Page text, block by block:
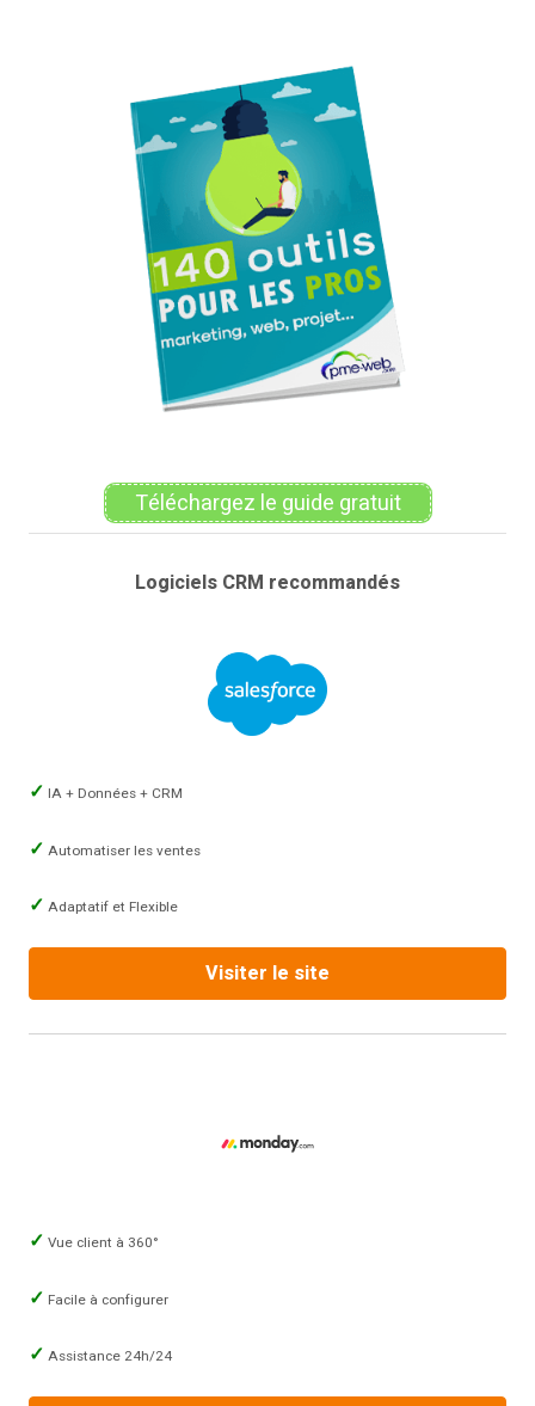
Téléchargez le guide gratuit
Logiciels CRM recommandés
IA + Données + CRM
Automatiser les ventes
Adaptatif et Flexible
Visiter le site
Vue client à 360°
Facile à configurer
Assistance 24h/24